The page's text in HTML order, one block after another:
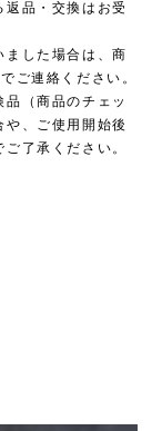
品・交換はお受
ました場合は、商
ご連絡ください。
（商品のチェッ
、ご使用開始後
了承ください。